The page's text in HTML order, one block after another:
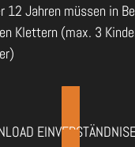
12 Jahren müssen in
Klettern (max. 3